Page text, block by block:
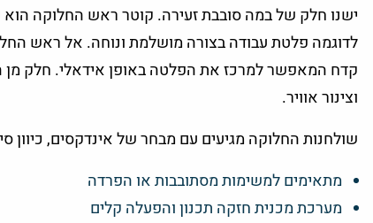
ישנו חלק של במה סובבת זעירה. קוטר ראש החלוקה
לדוגמה פלטת עבודה בצורה מושלמת ונוחה. אל ראש
קדח המאפשר למרכז את הפלטה באופן אידאלי. חלק מן
וצינור אוויר.
שולחנות החלוקה מגיעים עם מבחר של אינדקסים, כיוון
מתאימים למשימות מסתובבות או הפרדה
מערכת מכנית חזקה תכנון והפעלה קלים